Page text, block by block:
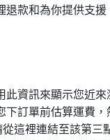
款和為你提供支援
資訊來顯示您近
訂單前估算運費
這裡連結至該第